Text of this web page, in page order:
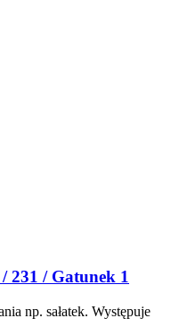
231 / Gatunek 1
np. sałatek. Występuje